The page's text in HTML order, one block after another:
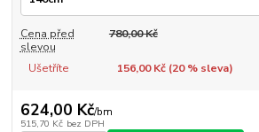
Cena před
slevou
780,00 Kč
Ušetříte 156,00 Kč (20% sleva)
624,00 Kč/bm
515,70 Kč bez DPH